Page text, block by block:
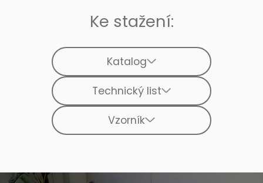
Ke stažení:
Katalog
Technický list
Vzorník